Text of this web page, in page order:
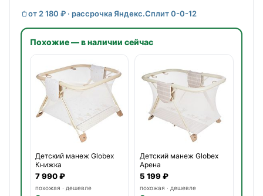
от 2 180 ₽ · рассрочка Яндекс.Сплит 0-0-12
Похожие — в наличии сейчас
Детский манеж Globex
Книжка
7 990 ₽
похожая · дешевле
Детский манеж Globex
Арена
5 199 ₽
похожая · дешевле